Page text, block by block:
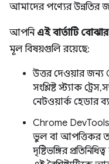
আমাদের পণ্যের উন্নতির
আপনি এই বার্তাটি বোঝার
মূল বিষয়গুলি রয়েছে:
উত্তর দেওয়ার জন্য
সংশ্লিষ্ট স্ট্যাক
নেটওয়ার্ক হেডার
Chrome DevTools
ভুল বা আপত্তিকর
দৃষ্টিভঙ্গির